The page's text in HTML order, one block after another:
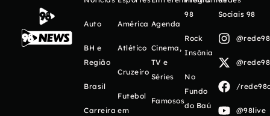
Auto
BH e
Região
Brasil
Carreira
América
Atlético
Cruzeiro
Futebol
em
Agenda
Cinema,
TV e
Séries
Famosos
98
Rock
Insônia
No
Fundo
do Baú
Sociais 98
/
@98live